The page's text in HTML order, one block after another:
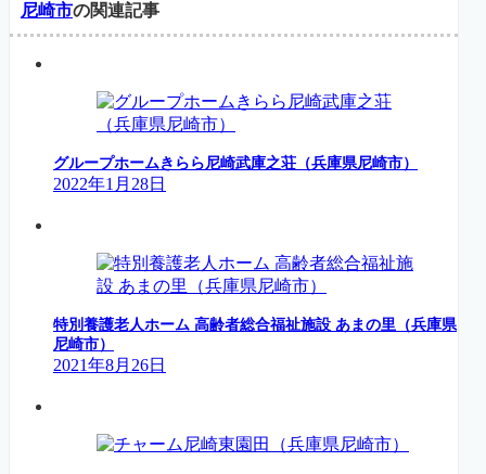
尼崎市の関連記事
グループホームきらら尼崎武庫之荘（兵庫県尼崎市）
2022年1月28日
特別養護老人ホーム 高齢者総合福祉施設 あまの里（兵庫県
尼崎市）
2021年8月26日